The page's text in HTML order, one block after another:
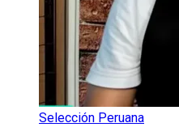
Selección Peruana